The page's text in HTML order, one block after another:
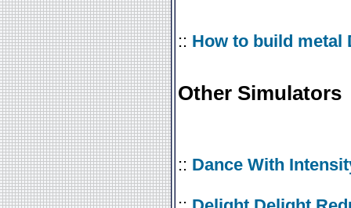
:: How to build metal
Other Simulators
:: Dance With